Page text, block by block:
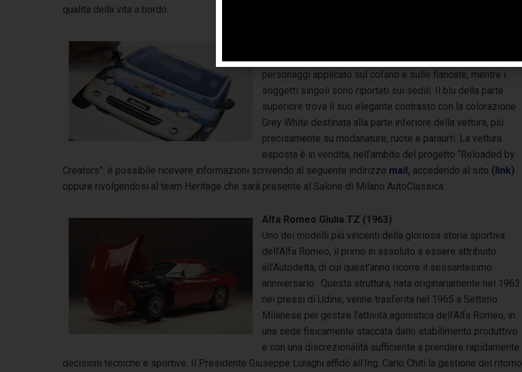
qualità della vita a bordo.
personaggi applicato sul cofano e sulle fiancate, mentre i
soggetti singoli sono riportati sui sedili. Il blu della parte
superiore trova il suo elegante contrasto con la colorazione
Grey White destinata alla parte inferiore della vettura, più
precisamente su modanature, ruote e paraurti. La vettura
esposta è in vendita, nell’ambito del progetto “Reloaded by
Creators”: è possibile ricevere informazioni scrivendo al seguente indirizzo mail, accedendo al sito (link)
oppure rivolgendosi al team Heritage che sarà presente al Salone di Milano AutoClassica.
Alfa Romeo Giulia TZ (1963)
Uno dei modelli più vincenti della gloriosa storia sportiva
dell’Alfa Romeo, il primo in assoluto a essere attribuito
all’Autodelta, di cui quest’anno ricorre il sessantesimo
anniversario. Questa struttura, nata originariamente nel 1963
nei pressi di Udine, venne trasferita nel 1965 a Settimo
Milanese per gestire l’attività agonistica dell’Alfa Romeo, in
una sede fisicamente staccata dallo stabilimento produttivo
e con una discrezionalità sufficiente a prendere rapidamente
decisioni tecniche e sportive. Il Presidente Giuseppe Luraghi affidò all’Ing. Carlo Chiti la gestione del ritorno